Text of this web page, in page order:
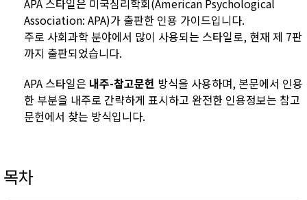
APA 스타일은 미국심리학회(American Psychological
Association: APA)가 출판한 인용 가이드입니다.
주로 사회과학 분야에서 많이 사용되는 스타일로, 현재 제 7판
까지 출판되었습니다.
APA 스타일은 내주-참고문헌 방식을 사용하며, 본문에서 인용
한 부분을 내주로 간략하게 표시하고 완전한 인용정보는 참고
문헌에서 찾는 방식입니다.
목차